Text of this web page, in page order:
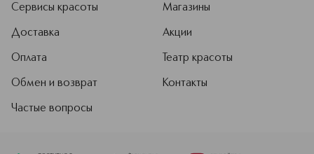
Сервисы красоты
Доставка
Оплата
Обмен и возврат
Частые вопросы
Магазины
Акции
Театр красоты
Контакты